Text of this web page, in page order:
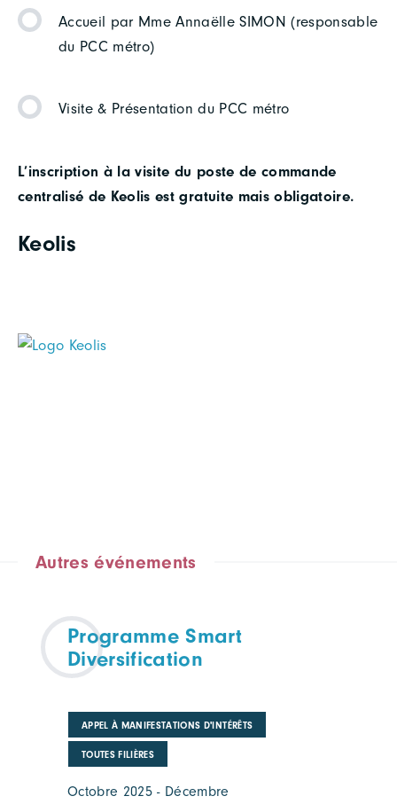
Accueil par Mme Annaëlle SIMON (responsable
du PCC métro)
Visite & Présentation du PCC métro
L’inscription à la visite du poste de commande
centralisé de Keolis est gratuite mais obligatoire.
Keolis
Autres événements
Programme Smart
Diversification
APPEL À MANIFESTATIONS D'INTÉRÊTS
TOUTES FILIÈRES
Octobre 2025 - Décembre